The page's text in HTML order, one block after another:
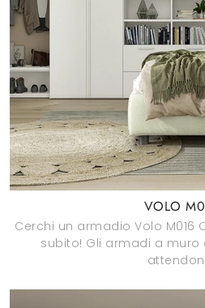
VOLO
Cerchi un armadio Volo M016
subito! Gli armadi a